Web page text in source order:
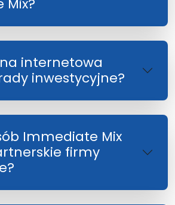
internetowa
inwestycyjne?
Immediate Mix
firmy